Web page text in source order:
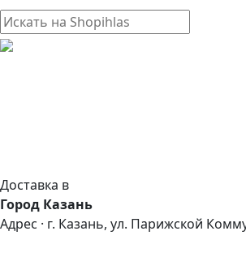
Доставка в
Город Казань
Адрес · г. Казань, ул. Парижской